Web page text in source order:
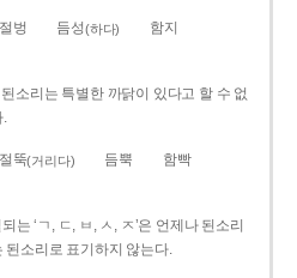
절벙 듬성(하다)
함지
소리는 특별한 까닭이 있다고 할 수 없
.
절뚝(거리다) 듬뿍
함빡
는 ‘ㄱ, ㄷ, ㅂ, ㅅ, ㅈ’은 언제나 된소리
된소리로 표기하지 않는다.